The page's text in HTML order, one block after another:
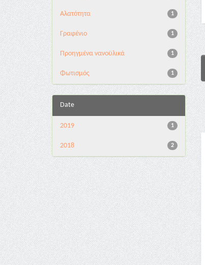
1
Αλατότητα
1
Γραφένιο
1
Προηγμένα νανοϋλικά
1
Φωτισμός
Date
1
2019
2
2018